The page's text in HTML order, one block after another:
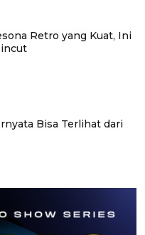
Retro yang Kuat, Ini
Bisa Terlihat dari